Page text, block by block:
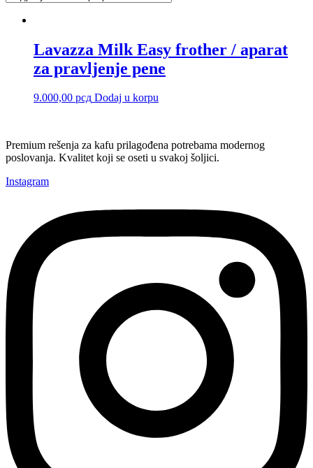
Lavazza Milk Easy frother / aparat
za pravljenje pene
9.000,00 рсд Dodaj u korpu
Premium rešenja za kafu prilagođena potrebama modernog
poslovanja. Kvalitet koji se oseti u svakoj šoljici.
Instagram